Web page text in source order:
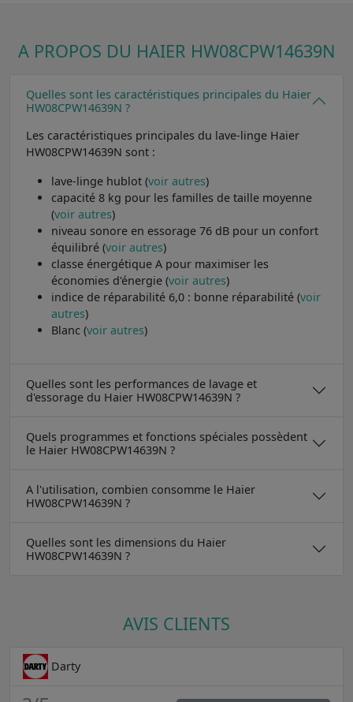
A PROPOS DU HAIER HW08CPW14639N
Quelles sont les caractéristiques principales du Haier
HW08CPW14639N ?
Les caractéristiques principales du lave-linge Haier
HW08CPW14639N sont :
lave-linge hublot (voir autres)
capacité 8 kg pour les familles de taille moyenne
(voir autres)
niveau sonore en essorage 76 dB pour un confort
équilibré (voir autres)
classe énergétique A pour maximiser les
économies d'énergie (voir autres)
indice de réparabilité 6,0 : bonne réparabilité (voir
autres)
Blanc (voir autres)
Quelles sont les performances de lavage et
d'essorage du Haier HW08CPW14639N ?
Quels programmes et fonctions spéciales possèdent
le Haier HW08CPW14639N ?
A l'utilisation, combien consomme le Haier
HW08CPW14639N ?
Quelles sont les dimensions du Haier
HW08CPW14639N ?
AVIS CLIENTS
Darty